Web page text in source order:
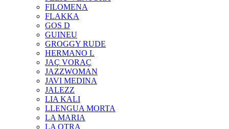
FILOMENA
FLAKKA
GOS D
GUINEU
GROGGY RUDE
HERMANO L
JAÇ VORAÇ
JAZZWOMAN
JAVI MEDINA
JALEZZ
LIA KALI
LLENGUA MORTA
LA MARIA
LA OTRA